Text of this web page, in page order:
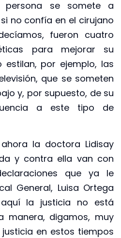
persona se somete a
no confía en el cirujano
fueron cuatro
para mejorar su
estilan, por ejemplo, las
que se someten
y, por supuesto, de su
a este tipo de
la doctora Lidisay
y contra ella van con
que ya le
General, Luisa Ortega
la justicia no está
manera, digamos, muy
en estos tiempos